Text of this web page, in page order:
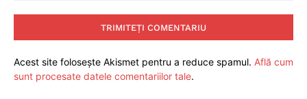
Acest site folosește Akismet pentru a reduce spamul. Află cum
sunt procesate datele comentariilor tale.